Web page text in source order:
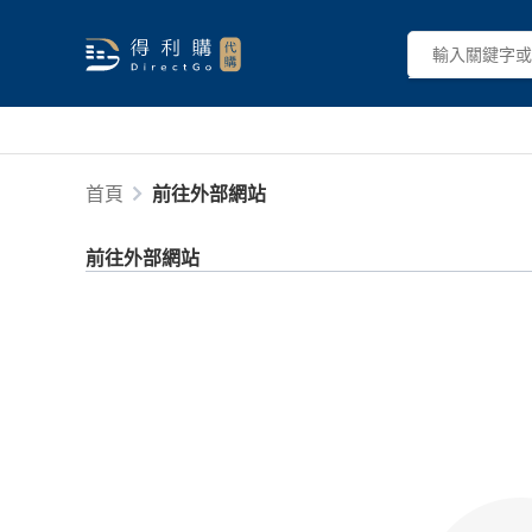
首頁 前往外部網站
前往外部網站